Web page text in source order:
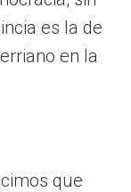
es la de
en la
que